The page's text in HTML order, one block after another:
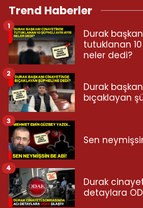
Trend Haberler
Durak
tutuklanan 10
neler dedi?
1
Durak
bıçaklayan
2
Sen
3
Durak
detaylara
4